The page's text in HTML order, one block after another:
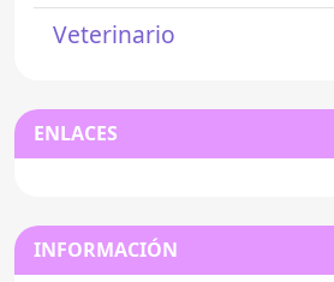
Veterinario
ENLACES
INFORMACIÓN